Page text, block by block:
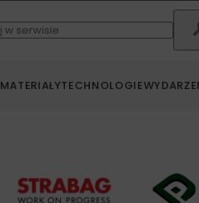
MATERIAŁYTECHNOLOGIE